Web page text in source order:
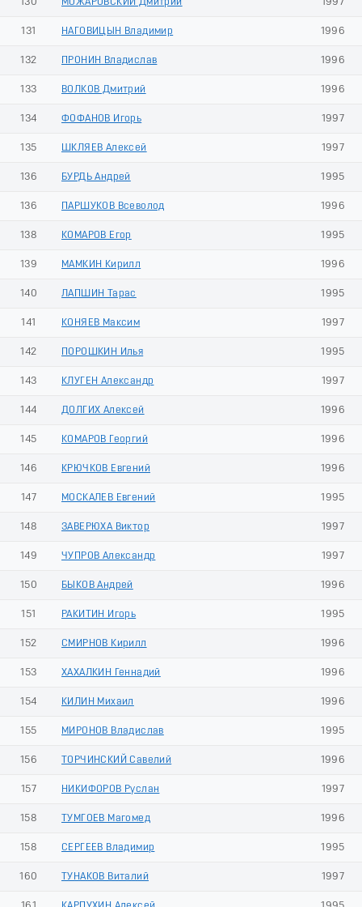
131 НАГОВИЦЫН Владимир 1996
132 ПРОНИН Владислав 1996
133 ВОЛКОВ Дмитрий 1996
134 ФОФАНОВ Игорь 1997
135 ШКЛЯЕВ Алексей 1997
136 БУРДЬ Андрей 1995
136 ПАРШУКОВ Всеволод 1996
138 КОМАРОВ Егор 1995
139 МАМКИН Кирилл 1996
140 ЛАПШИН Тарас 1995
141 КОНЯЕВ Максим 1997
142 ПОРОШКИН Илья 1995
143 КЛУГЕН Александр 1997
144 ДОЛГИХ Алексей 1996
145 КОМАРОВ Георгий 1996
146 КРЮЧКОВ Евгений 1996
147 МОСКАЛЕВ Евгений 1995
148 ЗАВЕРЮХА Виктор 1997
149 ЧУПРОВ Александр 1997
150 БЫКОВ Андрей 1996
151 РАКИТИН Игорь 1995
152 СМИРНОВ Кирилл 1996
153 ХАХАЛКИН Геннадий 1996
154 КИЛИН Михаил 1996
155 МИРОНОВ Владислав 1995
156 ТОРЧИНСКИЙ Савелий 1996
157 НИКИФОРОВ Руслан 1997
158 ТУМГОЕВ Магомед 1996
158 СЕРГЕЕВ Владимир 1995
160 ТУНАКОВ Виталий 1997